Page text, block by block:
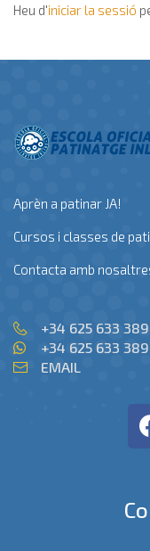
Heu d'iniciar la sessió
Aprèn a patinar JA!
Cursos i classes de
Contacta amb
+34 625 633 389
+34 625 633 389
EMAIL